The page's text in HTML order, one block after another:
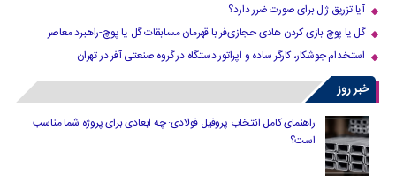
آیا تزریق ژل برای صورت ضرر دارد​؟
گل یا پوچ بازی کردن هادی حجازی‌فر با قهرمان مسابقات گل یا پوچ-راهبرد معاصر
استخدام جوشکار، کارگر ساده و اپراتور دستگاه در گروه صنعتی آفر در تهران
خبر روز
راهنمای کامل انتخاب پروفیل فولادی: چه ابعادی برای پروژه شما مناسب
است؟